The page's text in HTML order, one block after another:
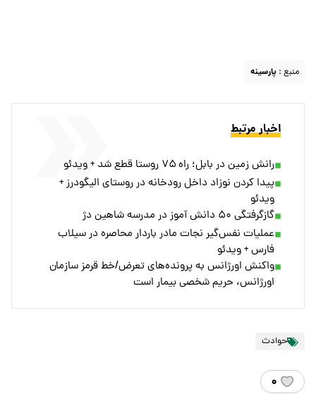
منبع : پارسینه
اخبار مرتبط
رانش زمین در بابل؛ راه ۷۵ روستا قطع شد + ویدئو
پیدا کردن نوزاد داخل رودخانه در روستای الیگودرز +
ویدئو
گازگرفتگی ۵۰ دانش آموز در مدرسه شاهین دژ
عملیات نفس‌گیر نجات مادر باردار محاصره در سیلاب
فارس + ویدئو
واکنش اورژانس به پرونده‌های تعرض/خط قرمز سازمان
اورژانس، حریم شخصی بیمار است
حوادث
۰